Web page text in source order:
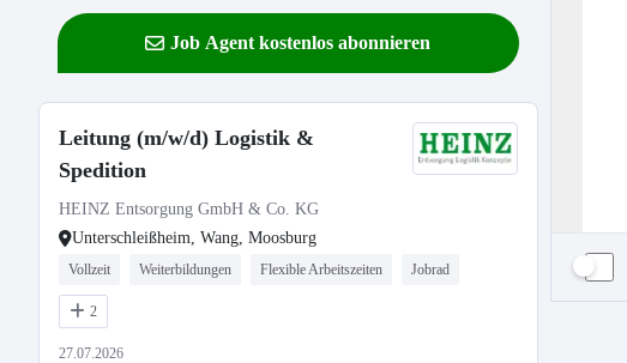
Job Agent kostenlos abonnieren
Leitung (m/w/d) Logistik &
Spedition
HEINZ Entsorgung GmbH & Co. KG
Unterschleißheim, Wang, Moosburg
Vollzeit Weiterbildungen Flexible Arbeitszeiten Jobrad
2
27.07.2026